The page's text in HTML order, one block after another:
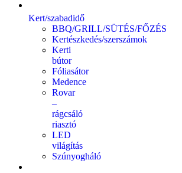
Kert/szabadidő
BBQ/GRILL/SÜTÉS/FŐZÉS
Kertészkedés/szerszámok
Kerti
bútor
Fóliasátor
Medence
Rovar
–
rágcsáló
riasztó
LED
világítás
Szúnyogháló